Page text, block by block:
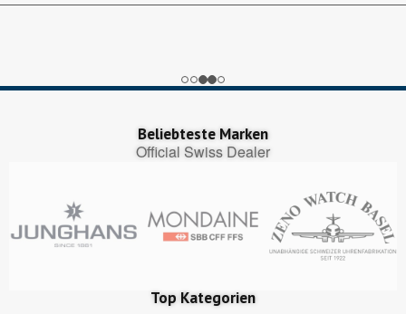
Beliebteste Marken
Official Swiss Dealer
Top Kategorien